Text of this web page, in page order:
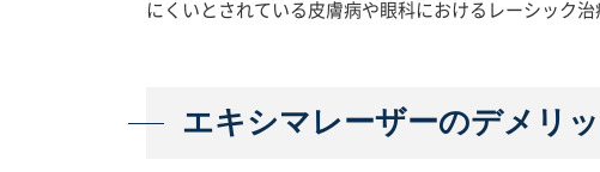
にくいとされている皮膚病や眼科におけるレーシック治
エキシマレーザーのデメリ